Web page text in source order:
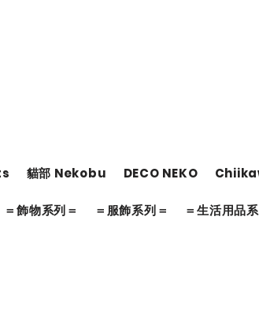
貓部 Nekobu DECO NEKO
＝飾物系列＝ ＝服飾系列＝ ＝生活用品